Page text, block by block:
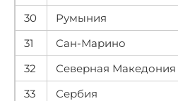
30
Румыния
31
Сан-Марино
32
Северная Македония
33
Сербия